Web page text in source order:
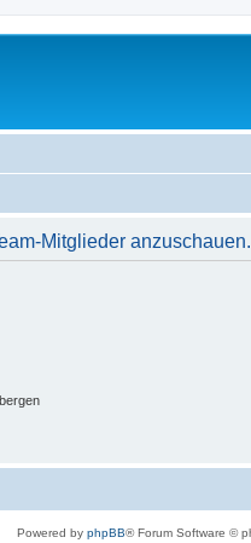
Mitglieder anzuschauen.
Powered by phpBB® Forum Software ©